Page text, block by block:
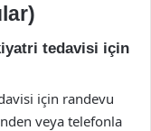
tedavisi için
için randevu
veya telefonla